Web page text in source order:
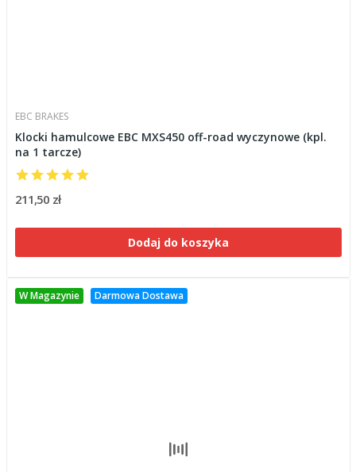
EBC BRAKES
Klocki hamulcowe EBC MXS450 off-road wyczynowe (kpl.
na 1 tarcze)
211,50 zł
Dodaj do koszyka
W Magazynie Darmowa Dostawa